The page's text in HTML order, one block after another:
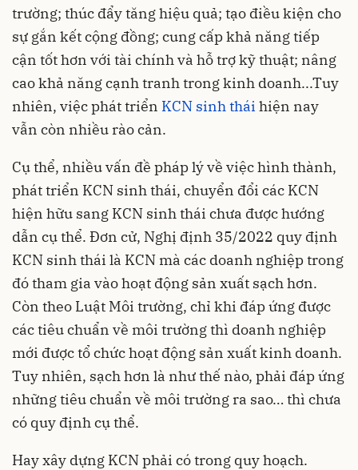
trường; thúc đẩy tăng hiệu quả; tạo điều kiện cho
sự gắn kết cộng đồng; cung cấp khả năng tiếp
cận tốt hơn với tài chính và hỗ trợ kỹ thuật; nâng
cao khả năng cạnh tranh trong kinh doanh...Tuy
nhiên, việc phát triển KCN sinh thái hiện nay
vẫn còn nhiều rào cản.
Cụ thể, nhiều vấn đề pháp lý về việc hình thành,
phát triển KCN sinh thái, chuyển đổi các KCN
hiện hữu sang KCN sinh thái chưa được hướng
dẫn cụ thể. Đơn cử, Nghị định 35/2022 quy định
KCN sinh thái là KCN mà các doanh nghiệp trong
đó tham gia vào hoạt động sản xuất sạch hơn.
Còn theo Luật Môi trường, chỉ khi đáp ứng được
các tiêu chuẩn về môi trường thì doanh nghiệp
mới được tổ chức hoạt động sản xuất kinh doanh.
Tuy nhiên, sạch hơn là như thế nào, phải đáp ứng
những tiêu chuẩn về môi trường ra sao… thì chưa
có quy định cụ thể.
Hay xây dựng KCN phải có trong quy hoạch.